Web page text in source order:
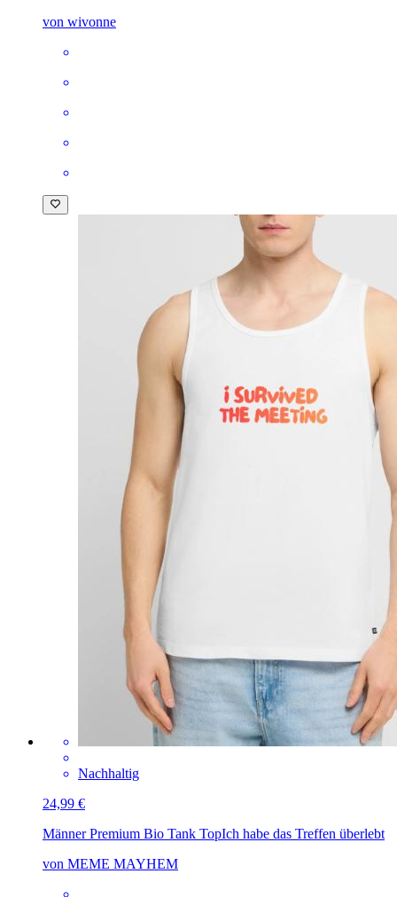
von wivonne
Nachhaltig
24,99 €
Männer Premium Bio Tank TopIch habe das Treffen überlebt
von MEME MAYHEM